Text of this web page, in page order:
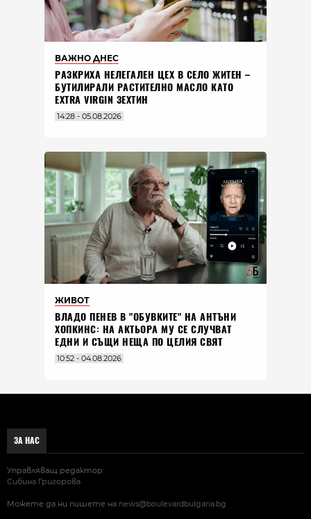
ВАЖНО ДНЕС
РАЗКРИХА НЕЛЕГАЛЕН ЦЕХ В СЕЛО ЖИТЕН –
БУТИЛИРАЛИ РАСТИТЕЛНО МАСЛО КАТО
EXTRA VIRGIN ЗЕХТИН
14:28 - 05.08.2026
ЖИВОТ
ВЛАДO ПЕНЕВ В "ОБУВКИТЕ" НА АНТЪНИ
ХОПКИНС: НА АКТЬОРА МУ СЕ СЛУЧВАТ
ЕДНИ И СЪЩИ НЕЩА ПО ЦЕЛИЯ СВЯТ
10:52 - 04.08.2026
ЗА НАС
Управляващ редактор:
Сибина Григорова
Можете да ни пишете на news@boulevardbulgaria.bg